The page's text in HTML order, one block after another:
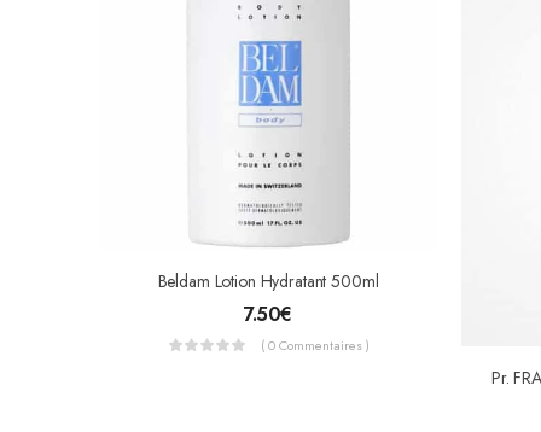
Beldam Lotion Hydratant 500ml
7.50€
( 0 Commentaires )